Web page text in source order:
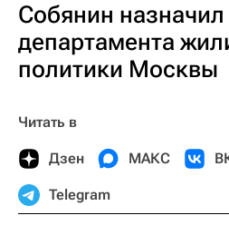
Собянин назначил
департамента
политики Москвы
Читать в
Дзен МАКС
Telegram